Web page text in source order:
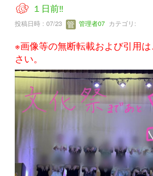
１日前‼
投稿日時 : 07/23 管理者07 カテゴリ:
※画像等の無断転載および引用
さい。